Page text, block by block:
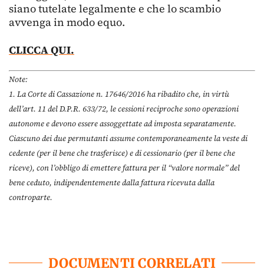
siano tutelate legalmente e che lo scambio
avvenga in modo equo.
CLICCA QUI.
Note:
1. La Corte di Cassazione n. 17646/2016 ha ribadito che, in virtù
dell’art. 11 del D.P.R. 633/72, le cessioni reciproche sono operazioni
autonome e devono essere assoggettate ad imposta separatamente.
Ciascuno dei due permutanti assume contemporaneamente la veste di
cedente (per il bene che trasferisce) e di cessionario (per il bene che
riceve), con l’obbligo di emettere fattura per il “valore normale” del
bene ceduto, indipendentemente dalla fattura ricevuta dalla
controparte.
DOCUMENTI CORRELATI